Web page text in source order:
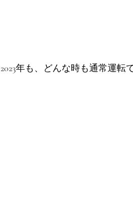
2023年も、どんな時も通常運転